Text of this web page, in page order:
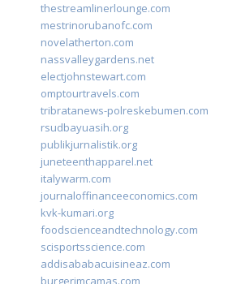
thestreamlinerlounge.com
mestrinorubanofc.com
novelatherton.com
nassvalleygardens.net
electjohnstewart.com
omptourtravels.com
tribratanews-polreskebumen.com
rsudbayuasih.org
publikjurnalistik.org
juneteenthapparel.net
italywarm.com
journaloffinanceeconomics.com
kvk-kumari.org
foodscienceandtechnology.com
scisportsscience.com
addisababacuisineaz.com
burgerimcamas.com